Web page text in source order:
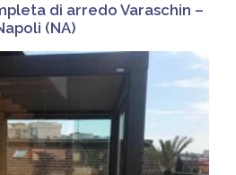
di arredo Varaschin –
(NA)